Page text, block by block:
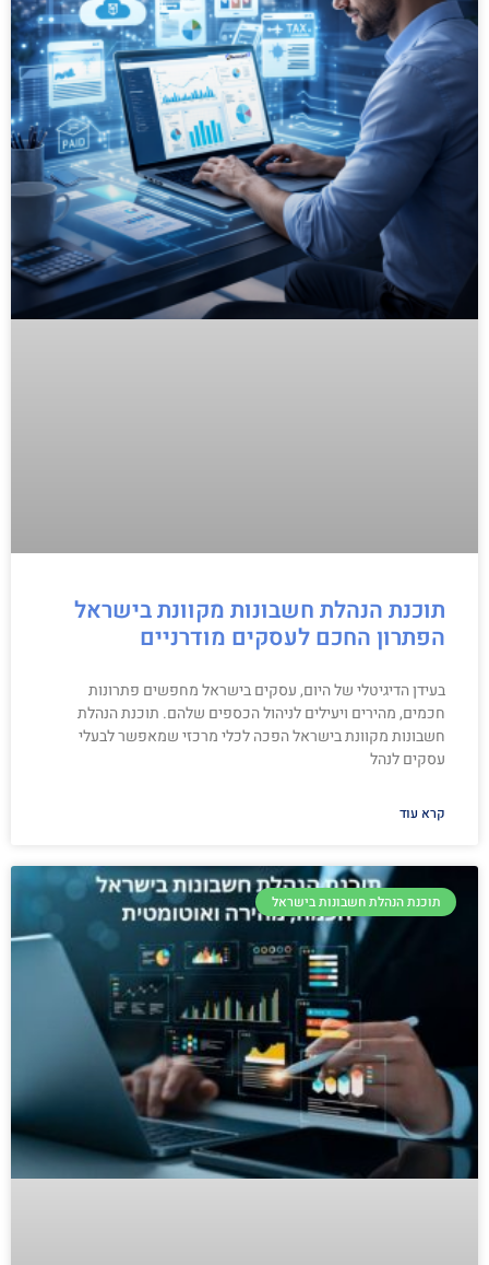
תוכנת הנהלת חשבונות מקוונת בישראל
הפתרון החכם לעסקים מודרניים
בעידן הדיגיטלי של היום, עסקים בישראל מחפשים פתרונות
חכמים, מהירים ויעילים לניהול הכספים שלהם. תוכנת הנהלת
חשבונות מקוונת בישראל הפכה לכלי מרכזי שמאפשר לבעלי
עסקים לנהל
קרא עוד
תוכנת הנהלת חשבונות בישראל